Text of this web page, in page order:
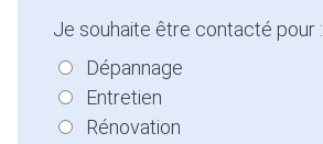
Je souhaite être contacté pour :
Dépannage
Entretien
Rénovation